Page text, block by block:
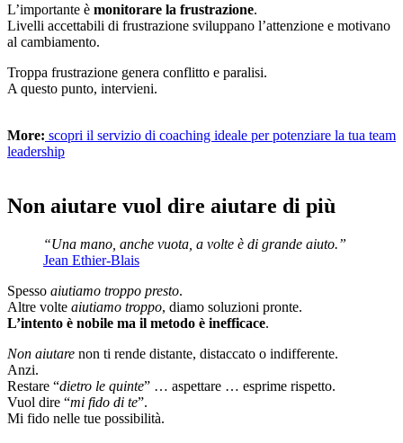
L’importante è monitorare la frustrazione.
Livelli accettabili di frustrazione sviluppano l’attenzione e motivano
al cambiamento.
Troppa frustrazione genera conflitto e paralisi.
A questo punto, intervieni.
More: scopri il servizio di coaching ideale per potenziare la tua team
leadership
Non aiutare vuol dire aiutare di più
“Una mano, anche vuota, a volte è di grande aiuto.”
Jean Ethier-Blais
Spesso aiutiamo troppo presto.
Altre volte aiutiamo troppo, diamo soluzioni pronte.
L’intento è nobile ma il metodo è inefficace.
Non aiutare non ti rende distante, distaccato o indifferente.
Anzi.
Restare “dietro le quinte” … aspettare … esprime rispetto.
Vuol dire “mi fido di te”.
Mi fido nelle tue possibilità.